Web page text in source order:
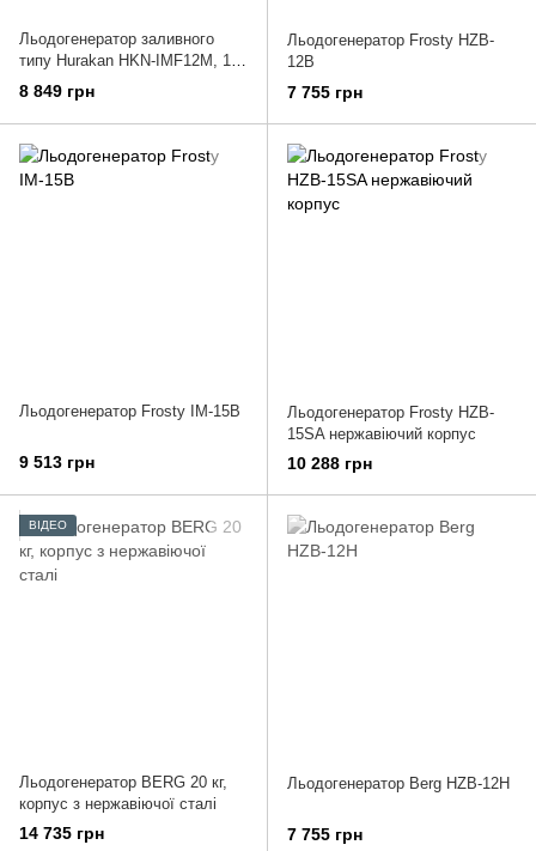
Льодогенератор заливного
типу Hurakan HKN-IMF12M, 12
кг пальчик
8 849 грн
Льодогенератор Frosty HZB-
12B
7 755 грн
Льодогенератор Frosty IM-15B
9 513 грн
Льодогенератор Frosty HZB-
15SA нержавіючий корпус
10 288 грн
ВІДЕО
Льодогенератор BERG 20 кг,
корпус з нержавіючої сталі
14 735 грн
Льодогенератор Berg HZB-12H
7 755 грн